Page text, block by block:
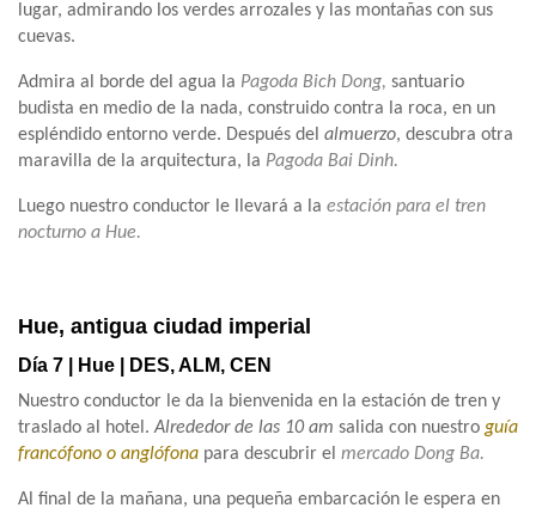
lugar, admirando los verdes arrozales y las montañas con sus
cuevas.
Admira al borde del agua la Pagoda Bich Dong, santuario
budista en medio de la nada, construido contra la roca, en un
espléndido entorno verde. Después del almuerzo, descubra otra
maravilla de la arquitectura, la Pagoda Bai Dinh.
Luego nuestro conductor le llevará a la estación para el tren
nocturno a Hue.
Hue, antigua ciudad imperial
Día 7 | Hue | DES, ALM, CEN
Nuestro conductor le da la bienvenida en la estación de tren y
traslado al hotel.Alrededor de las 10 am salida con nuestro guía
francófono o anglófona para descubrir el mercado Dong Ba.
Al final de la mañana, una pequeña embarcación le espera en